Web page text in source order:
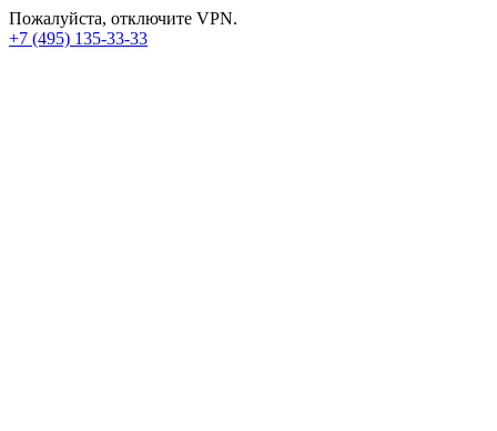
Пожалуйста, отключите VPN.
+7 (495) 135-33-33